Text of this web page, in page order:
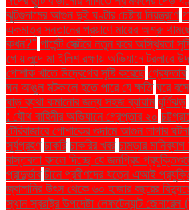
ঝুটগুদামের আগুন দুই ঘণ্টার চেষ্টায় নিয়ন্ত্রণে
একমাত্র সন্তানের প্রয়াণে মায়ের অশ্রু
কখন?" গার্মেন্ট সেক্টরে নতুন করে অস্থিরতা
গোয়ালন্দে মা ইলিশ রক্ষায় অভিযানে ট্রলারে
পোশাক খাতে উদ্বেগের সৃষ্টি করেছে গ্রেফতার
ঘন আঙুল মটকালে হতে পারে যে ক্ষতি ঘরে
ঘাড় ব্যথা কমানোর জন্য সহজ ব্যায়াম ঘূর্ণিঝড়
: যৌথ বাহিনীর অভিযানে গ্রেপ্তার ২০
টেরিবাজারে পোশাকের গুদামে আগুন লাগার ঘটনা
সূর্যগ্রহণ চাকরি চাকরির খবর চামড়ার
বাস্তবতা বদলে দিচ্ছে যে জনপ্রিয়
প্রাদুর্ভাব চীনে প্রবীণদের যত্নে এআই
জ্বালানির উৎস থেকে ৬০ হাজার বছরের
স্থান স্বরাষ্ট্র উপদেষ্টা লেফটেন্যান্ট